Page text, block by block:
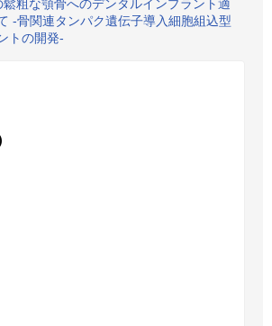
粗な顎骨へのデンタルインプラント適
-骨関連タンパク遺伝子導入細胞組込型
トの開発-